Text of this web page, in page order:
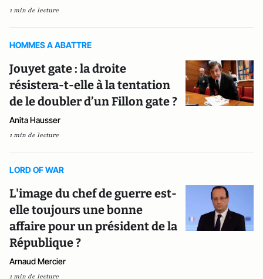
1 min de lecture
HOMMES A ABATTRE
Jouyet gate : la droite
résistera-t-elle à la tentation
de le doubler d’un Fillon gate ?
Anita Hausser
1 min de lecture
LORD OF WAR
L'image du chef de guerre est-
elle toujours une bonne
affaire pour un président de la
République ?
Arnaud Mercier
1 min de lecture